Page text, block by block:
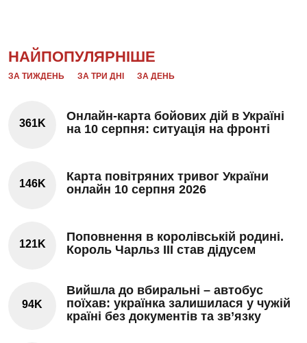
НАЙПОПУЛЯРНІШЕ
ЗА ТИЖДЕНЬ ЗА ТРИ ДНІ ЗА ДЕНЬ
361K
Онлайн-карта бойових дій в Україні
на 10 серпня: ситуація на фронті
146K
Карта повітряних тривог України
онлайн 10 серпня 2026
121K
Поповнення в королівській родині.
Король Чарльз III став дідусем
94K
Вийшла до вбиральні – автобус
поїхав: українка залишилася у чужій
країні без документів та зв’язку